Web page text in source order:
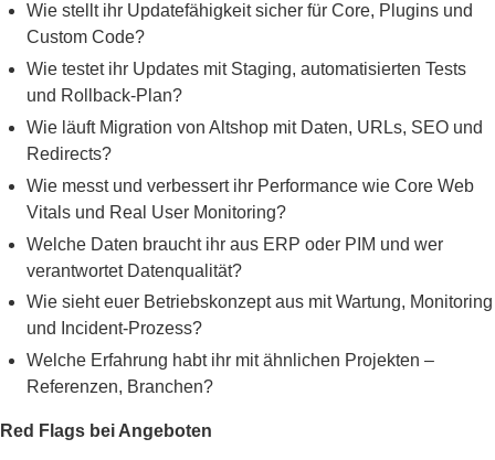
Wie stellt ihr Updatefähigkeit sicher für Core, Plugins und
Custom Code?
Wie testet ihr Updates mit Staging, automatisierten Tests
und Rollback-Plan?
Wie läuft Migration von Altshop mit Daten, URLs, SEO und
Redirects?
Wie messt und verbessert ihr Performance wie Core Web
Vitals und Real User Monitoring?
Welche Daten braucht ihr aus ERP oder PIM und wer
verantwortet Datenqualität?
Wie sieht euer Betriebskonzept aus mit Wartung, Monitoring
und Incident-Prozess?
Welche Erfahrung habt ihr mit ähnlichen Projekten –
Referenzen, Branchen?
Red Flags bei Angeboten